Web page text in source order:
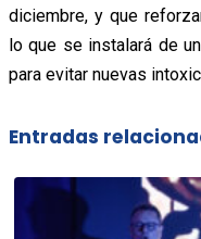
diciembre, y que
lo que se instalará de
para evitar nuevas
Entradas